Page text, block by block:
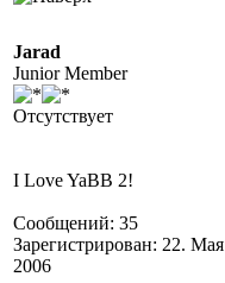
Jarad
Junior Member
Отсутствует
I Love YaBB 2!
Сообщений: 35
Зарегистрирован: 22. Мая
2006